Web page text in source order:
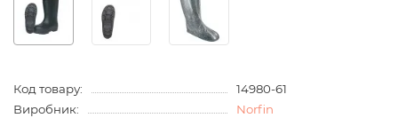
Код товару:
14980-61
Виробник:
Norfin